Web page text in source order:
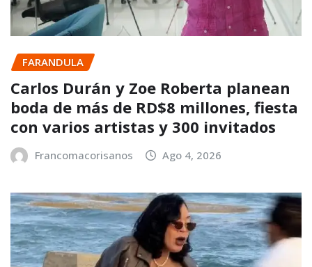
FARANDULA
Carlos Durán y Zoe Roberta planean
boda de más de RD$8 millones, fiesta
con varios artistas y 300 invitados
Francomacorisanos Ago 4, 2026